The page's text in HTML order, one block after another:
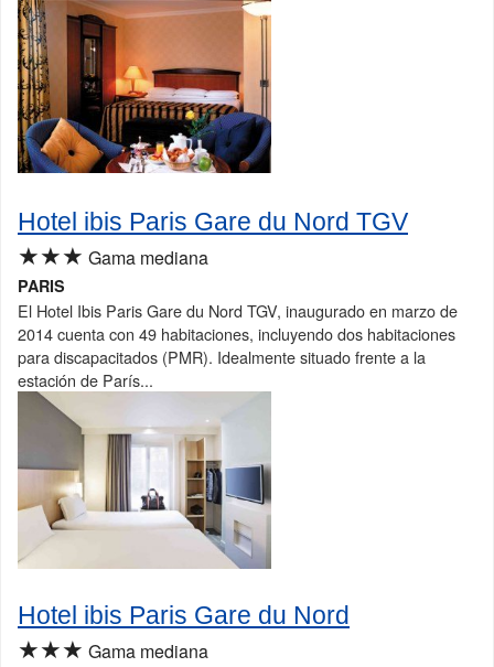
Hotel ibis Paris Gare du Nord TGV
★★★ Gama mediana
PARIS
El Hotel Ibis Paris Gare du Nord TGV, inaugurado en marzo de
2014 cuenta con 49 habitaciones, incluyendo dos habitaciones
para discapacitados (PMR). Idealmente situado frente a la
estación de París...
Hotel ibis Paris Gare du Nord
★★★ Gama mediana